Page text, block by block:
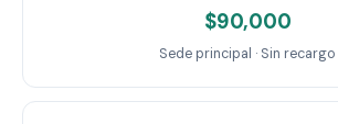
$90,000
Sede principal · Sin recargo